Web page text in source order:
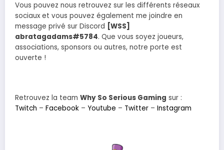
Vous pouvez nous retrouvez sur les différents réseaux
sociaux et vous pouvez également me joindre en
message privé sur Discord [WSS]
abratagadams#5784. Que vous soyez joueurs,
associations, sponsors ou autres, notre porte est
ouverte !
Retrouvez la team Why So Serious Gaming sur :
Twitch – Facebook – Youtube – Twitter – Instagram